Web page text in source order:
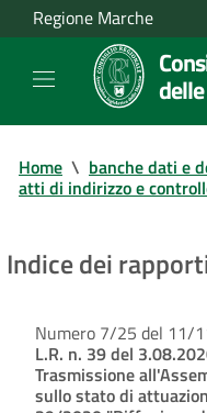
Regione Marche
Home \ banche dati e
atti di indirizzo e
Indice dei
Numero 7/25 del 11/
L.R. n. 39 del
Trasmissione
sullo stato di